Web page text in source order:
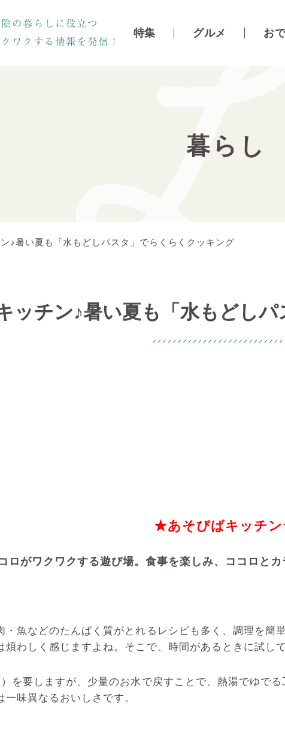
特集 グルメ お
暮らし
♪暑い夏も「水もどしパスタ」でらくらくクッキング
ッチン♪暑い夏も「水もどし
★あそびばキッチ
ロがワクワクする遊び場。 食事を楽しみ、ココロと
・魚などのたんぱく質がとれるレシピも多く、調理を簡
煩わしく感じますよね。そこで、時間があるときに試し
を要しますが、少量のお水で戻すことで、熱湯でゆでる
味異なるおいしさです。